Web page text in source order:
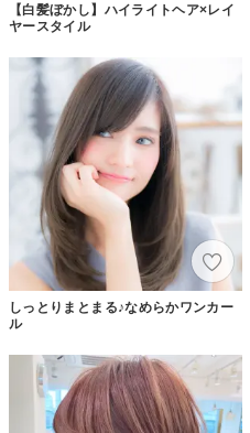
【白髪ぼかし】ハイライトヘア×レイ
ヤースタイル
しっとりまとまる♪なめらかワンカー
ル